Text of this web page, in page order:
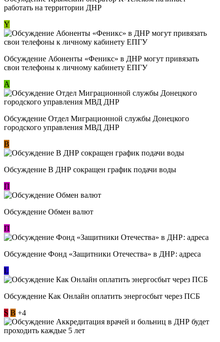
работать на территории ДНР
Y
Обсуждение ​Абоненты «Феникс» в ДНР могут привязать
свои телефоны к личному кабинету ЕПГУ
А
Обсуждение Отдел Миграционной службы Донецкого
городского управления МВД ДНР
В
Обсуждение В ДНР сокращен график подачи воды
П
Обсуждение Обмен валют
П
Обсуждение Фонд «Защитники Отечества» в ДНР: адреса
L
Обсуждение ​Как Онлайн оплатить энергосбыт через ПСБ
S В +4